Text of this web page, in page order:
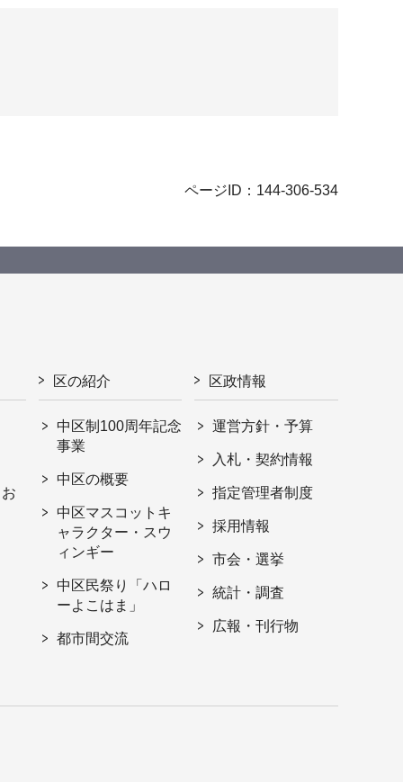
ページID：144-306-534
区の紹介
中区制100周年記念
事業
中区の概要
中区マスコットキ
ャラクター・スウ
ィンギー
中区民祭り「ハロ
ーよこはま」
都市間交流
区政情報
運営方針・予算
入札・契約情報
指定管理者制度
採用情報
市会・選挙
統計・調査
広報・刊行物